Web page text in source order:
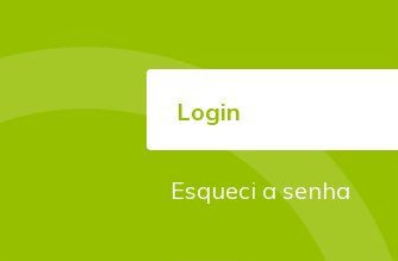
Login
Esqueci a senha